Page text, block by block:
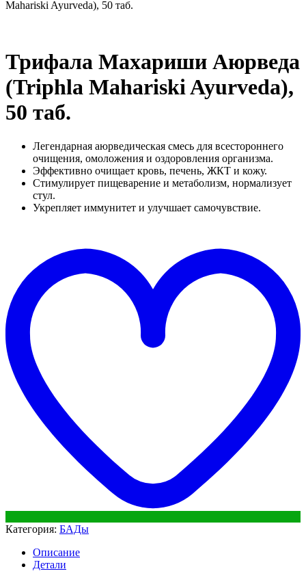
Mahariski Ayurveda), 50 таб.
Трифала Махариши Аюрведа
(Triphla Mahariski Ayurveda),
50 таб.
Легендарная аюрведическая смесь для всестороннего
очищения, омоложения и оздоровления организма.
Эффективно очищает кровь, печень, ЖКТ и кожу.
Стимулирует пищеварение и метаболизм, нормализует
стул.
Укрепляет иммунитет и улучшает самочувствие.
Категория: БАДы
Описание
Детали